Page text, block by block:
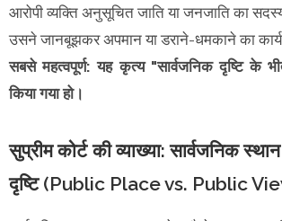
आरोपी व्यक्ति अनुसूचित जाति या जनजाति का
उसने जानबूझकर अपमान या डराने-धमकाने का कार्य
सबसे महत्वपूर्ण: यह कृत्य "सार्वजनिक दृष्टि के
किया गया हो।
सुप्रीम कोर्ट की व्याख्या: सार्वजनिक
दृष्टि (Public Place vs. Public